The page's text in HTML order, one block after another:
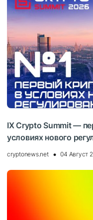
IX Crypto Summit —
условиях нового
cryptonews.net 04 Август